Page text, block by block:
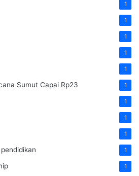
1
1
1
1
1
Sumut Capai Rp23 1
1
1
1
1
1